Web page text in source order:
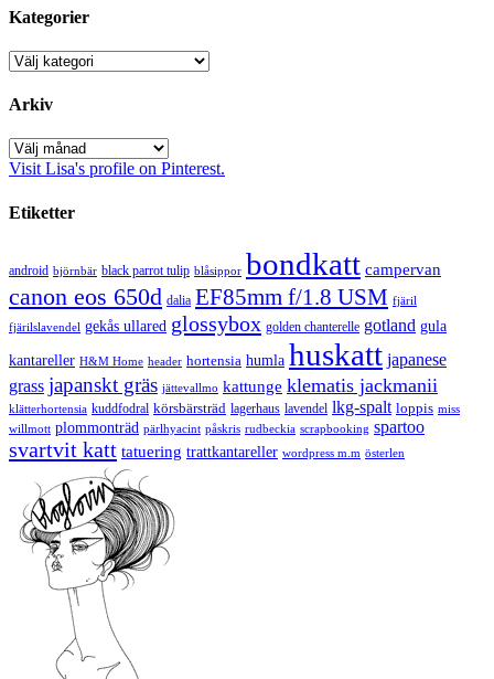
Kategorier
Kategorier
Arkiv
Arkiv
Visit Lisa's profile on Pinterest.
Etiketter
android björnbär black parrot tulip blåsippor bondkatt campervan
canon eos 650d dalia EF85mm f/1.8 USM fjäril
fjärilslavendel gekås ullared glossybox golden chanterelle gotland gula
kantareller H&M Home header hortensia humla huskatt japanese
grass japanskt gräs jättevallmo kattunge klematis jackmanii
klätterhortensia kuddfodral körsbärsträd lagerhaus lavendel lkg-spalt loppis miss
willmott plommonträd pärlhyacint påskris rudbeckia scrapbooking spartoo
svartvit katt tatuering trattkantareller wordpress m.m österlen